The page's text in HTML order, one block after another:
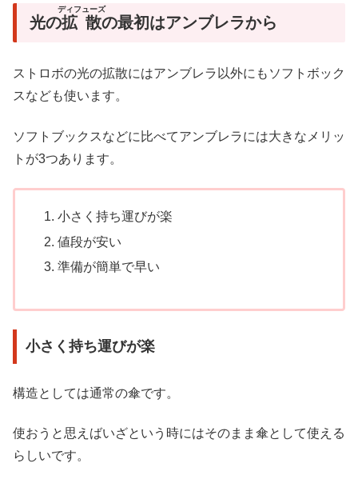
光の拡散
ディフューズ
の最初はアンブレラから
ストロボの光の拡散にはアンブレラ以外にもソフトボック
スなども使います。
ソフトブックスなどに比べてアンブレラには大きなメリッ
トが3つあります。
小さく持ち運びが楽
値段が安い
準備が簡単で早い
小さく持ち運びが楽
構造としては通常の傘です。
使おうと思えばいざという時にはそのまま傘として使える
らしいです。